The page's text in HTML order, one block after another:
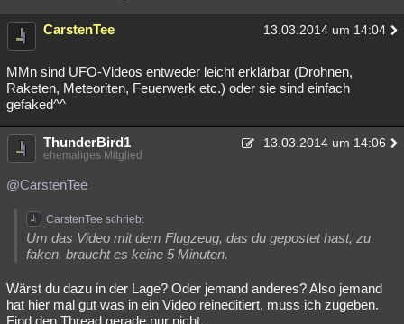
CarstenTee 13.03.2014 um 14:04
MMn sind UFO-Videos entweder leicht erklärbar (Drohnen,
Raketen, Meteoriten, Feuerwerk etc.) oder sie sind einfach
gefaked^^
ThunderBird1 13.03.2014 um 14:06
ehemaliges Mitglied
@CarstenTee
CarstenTee schrieb:
Um das Video mit dem Flugzeug, das du gepostet hast, zu
faken, braucht es keine 5 Minuten.
Wärst du dazu in der Lage? Oder jemand anderes? Also jemand
hat hier mal gut was in ein Video reineditiert, muss ich zugeben.
Find den Thread gerade nur nicht.